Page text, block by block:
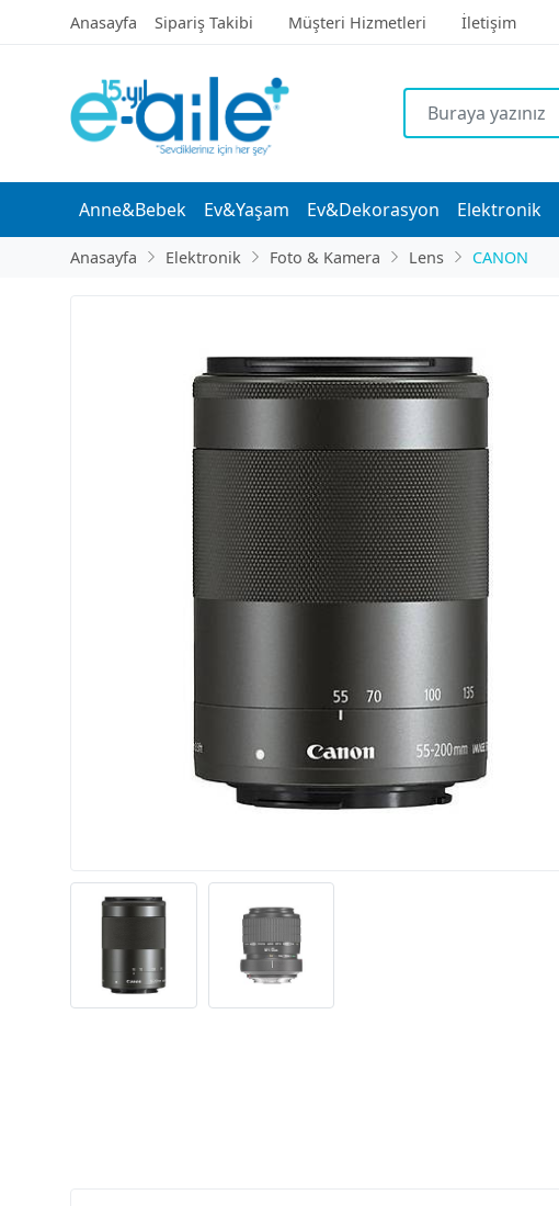
Anasayfa Sipariş Takibi Müşteri Hizmetleri İletişim
Anne&Bebek Ev&Yaşam Ev&Dekorasyon Elektronik
Anasayfa Elektronik Foto & Kamera Lens CANON